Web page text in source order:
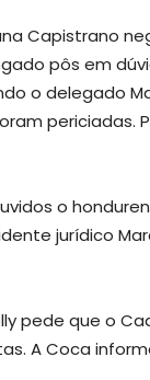
Capistrano
pôs em
o delegado
periciadas.
o
jurídico
pede que o
A Coca